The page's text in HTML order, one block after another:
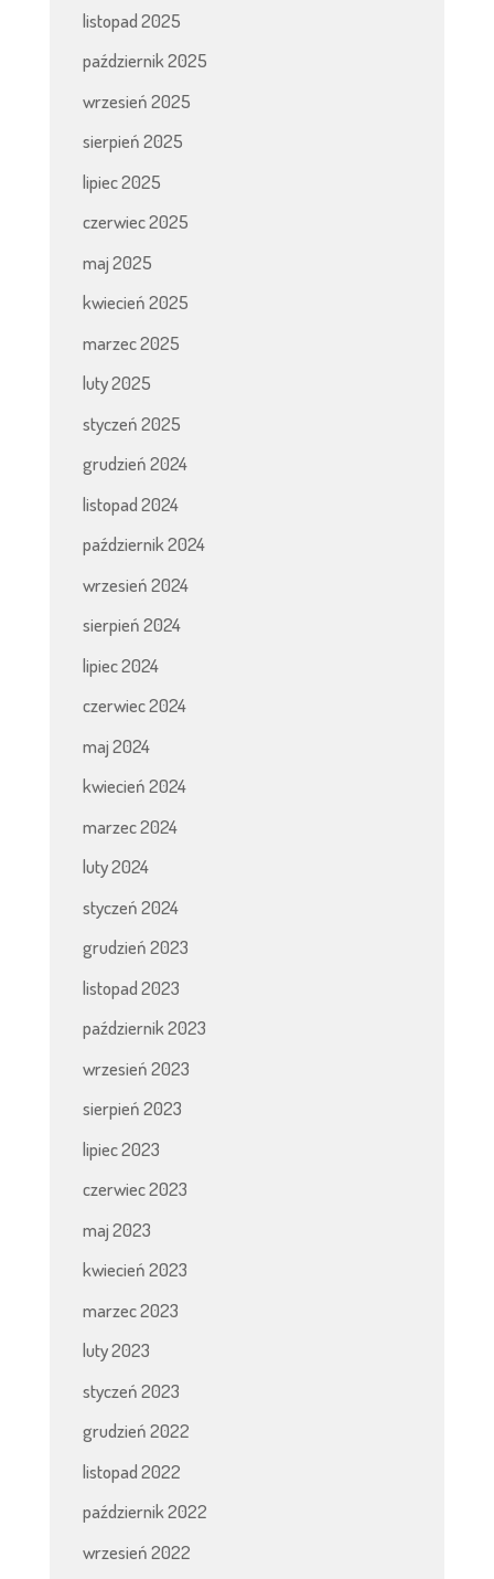
listopad 2025
październik 2025
wrzesień 2025
sierpień 2025
lipiec 2025
czerwiec 2025
maj 2025
kwiecień 2025
marzec 2025
luty 2025
styczeń 2025
grudzień 2024
listopad 2024
październik 2024
wrzesień 2024
sierpień 2024
lipiec 2024
czerwiec 2024
maj 2024
kwiecień 2024
marzec 2024
luty 2024
styczeń 2024
grudzień 2023
listopad 2023
październik 2023
wrzesień 2023
sierpień 2023
lipiec 2023
czerwiec 2023
maj 2023
kwiecień 2023
marzec 2023
luty 2023
styczeń 2023
grudzień 2022
listopad 2022
październik 2022
wrzesień 2022